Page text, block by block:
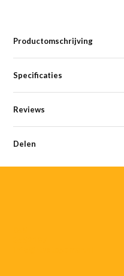
Productomschrijving
Specificaties
Reviews
Delen